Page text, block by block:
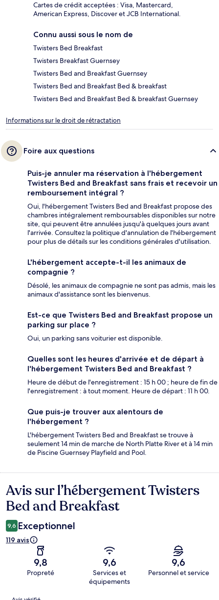
Cartes de crédit acceptées : Visa, Mastercard,
American Express, Discover et JCB International.
Connu aussi sous le nom de
Twisters Bed Breakfast
Twisters Breakfast Guernsey
Twisters Bed and Breakfast Guernsey
Twisters Bed and Breakfast Bed & breakfast
Twisters Bed and Breakfast Bed & breakfast Guernsey
Informations sur le droit de rétractation
Foire aux questions
Puis-je annuler ma réservation à l'hébergement
Twisters Bed and Breakfast sans frais et recevoir un
remboursement intégral ?
Oui, l'hébergement Twisters Bed and Breakfast propose des
chambres intégralement remboursables disponibles sur notre
site, qui peuvent être annulées jusqu'à quelques jours avant
l'arrivée. Consultez la politique d'annulation de l'hébergement
pour plus de détails sur les conditions générales d'utilisation.
L'hébergement accepte-t-il les animaux de
compagnie ?
Désolé, les animaux de compagnie ne sont pas admis, mais les
animaux d'assistance sont les bienvenus.
Est-ce que Twisters Bed and Breakfast propose un
parking sur place ?
Oui, un parking sans voiturier est disponible.
Quelles sont les heures d'arrivée et de départ à
l'hébergement Twisters Bed and Breakfast ?
Heure de début de l'enregistrement : 15 h 00 ; heure de fin de
l'enregistrement : à tout moment. Heure de départ : 11 h 00.
Que puis-je trouver aux alentours de
l'hébergement ?
L'hébergement Twisters Bed and Breakfast se trouve à
seulement 14 min de marche de North Platte River et à 14 min
de Piscine Guernsey Playfield and Pool.
Avis
Avis sur l’hébergement Twisters
Bed and Breakfast
9,6 Exceptionnel
119 avis
9,8
Propreté
9,6
Services et
équipements
9,6
Personnel et service
Avis